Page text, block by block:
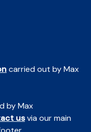
carried out by Max
by Max
usvia our main